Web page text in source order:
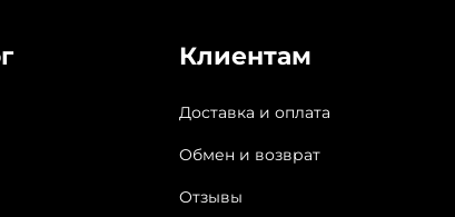
Клиентам
Доставка и оплата
Обмен и возврат
Отзывы